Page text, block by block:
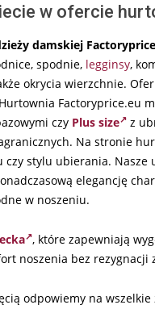
w ofercie
damskiej
spodnie, legginsy,
okrycia wierzchnie.
Factoryprice.eu
czy Plus size
z
Na stronie
czy stylu ubierania. Nasze
elegancję
w noszeniu.
, które zapewniają
noszenia bez rezygnacji
odpowiemy na wszelkie